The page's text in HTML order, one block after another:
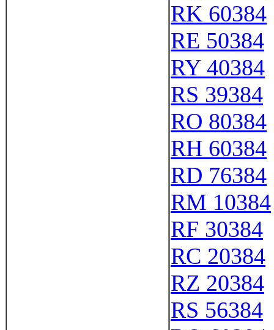
RK 60384
RE 50384
RY 40384
RS 39384
RO 80384
RH 60384
RD 76384
RM 10384
RF 30384
RC 20384
RZ 20384
RS 56384